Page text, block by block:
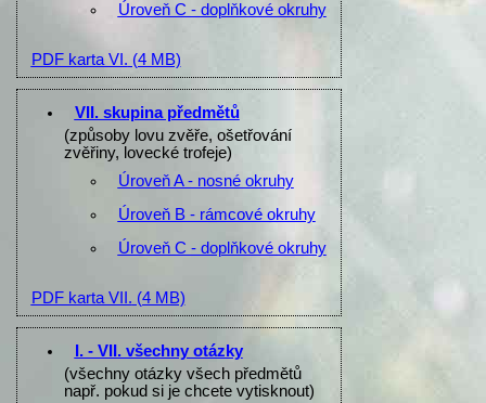
Úroveň C - doplňkové okruhy
PDF karta VI. (4 MB)
VII. skupina předmětů
(způsoby lovu zvěře, ošetřování
zvěřiny, lovecké trofeje)
Úroveň A - nosné okruhy
Úroveň B - rámcové okruhy
Úroveň C - doplňkové okruhy
PDF karta VII. (4 MB)
I. - VII. všechny otázky
(všechny otázky všech předmětů
např. pokud si je chcete vytisknout)